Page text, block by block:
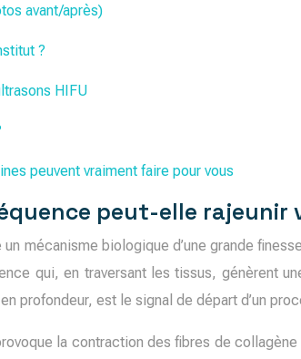
avant/après)
?
HIFU
peuvent vraiment faire pour vous
peut-elle rajeunir
mécanisme biologique d’une grande
qui, en traversant les tissus, génèrent
profondeur, est le signal de départ d’un
la contraction des fibres de